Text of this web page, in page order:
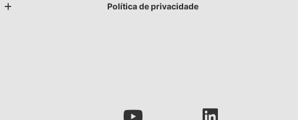
Política de privacidade